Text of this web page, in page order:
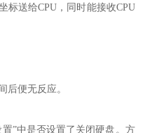
标送给CPU，同时能接收CPU
后便无反应。
”中是否设置了关闭硬盘。方